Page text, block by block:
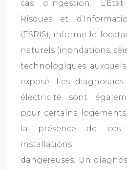
cas d’ingestion.
Risques et
(ESRIS), informe le
naturels (inondations,
technologiques
exposé. Les
électricité sont
pour certains
la présence de ces
installations
dangereuses. Un